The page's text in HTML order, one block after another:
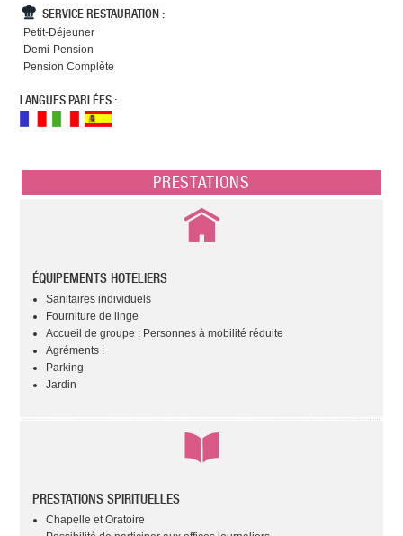
SERVICE RESTAURATION :
Petit-Déjeuner
Demi-Pension
Pension Complète
LANGUES PARLÉES :
PRESTATIONS
ÉQUIPEMENTS HOTELIERS
Sanitaires individuels
Fourniture de linge
Accueil de groupe : Personnes à mobilité réduite
Agréments :
Parking
Jardin
PRESTATIONS SPIRITUELLES
Chapelle et Oratoire